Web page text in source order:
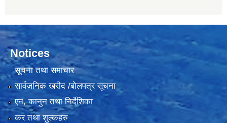
Notices
सूचना तथा समाचार
सार्वजनिक खरीद /बोलपत्र सूचना
एन, कानुन तथा निर्देशिका
कर तथा शुल्कहरु